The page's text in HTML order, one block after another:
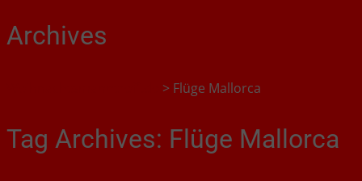
Archives
> Flüge Mallorca
Tag Archives: Flüge Mallorca